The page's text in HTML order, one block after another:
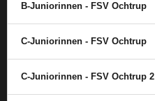
B-Juniorinnen - FSV Ochtrup
C-Juniorinnen - FSV Ochtrup
C-Juniorinnen - FSV Ochtrup 2